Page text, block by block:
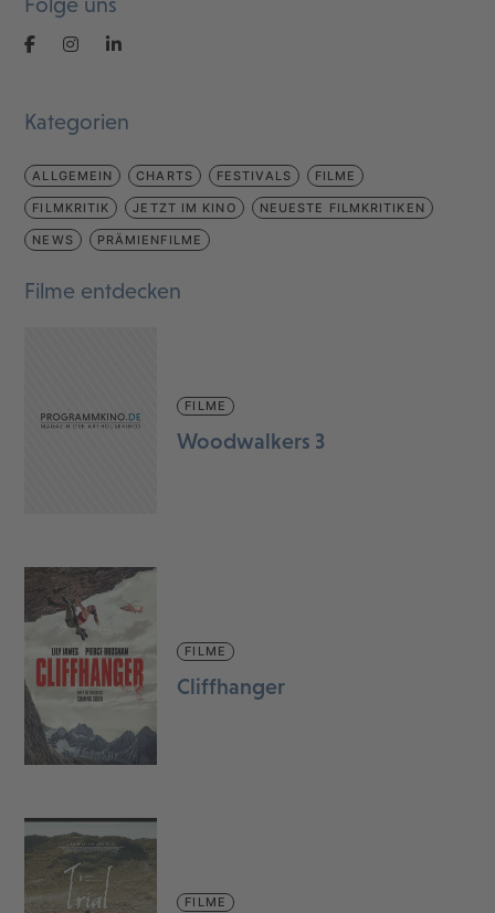
Kategorien
ALLGEMEIN CHARTS FESTIVALS FILME
FILMKRITIK JETZT IM KINO NEUESTE FILMKRITIKEN
NEWS PRÄMIENFILME
Filme entdecken
FILME
Woodwalkers 3
FILME
Cliffhanger
FILME